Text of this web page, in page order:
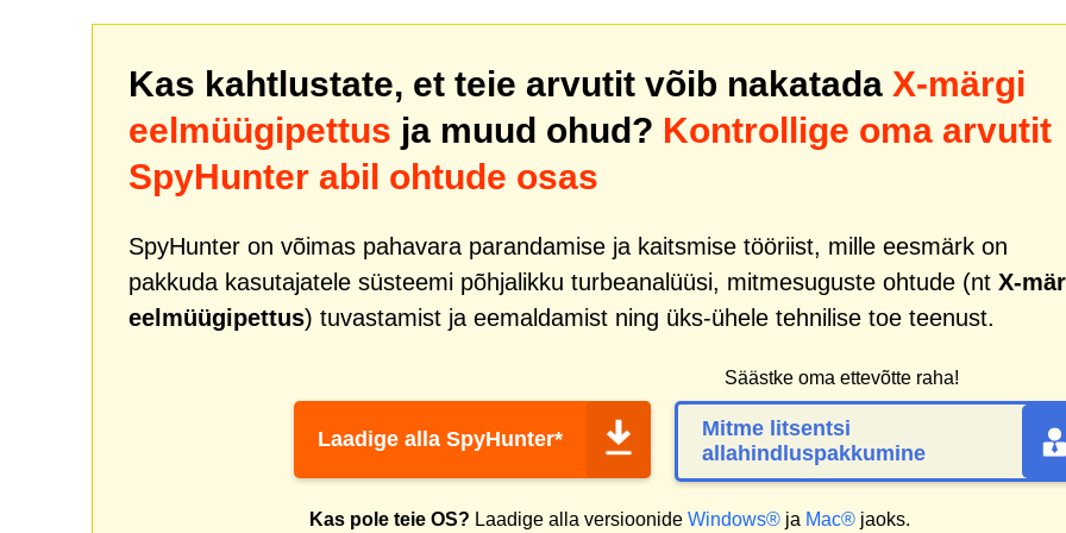
Kas kahtlustate, et teie arvutit võib nakatada X-märgi
eelmüügipettus ja muud ohud? Kontrollige oma arvutit
SpyHunter abil ohtude osas
SpyHunter on võimas pahavara parandamise ja kaitsmise tööriist, mille eesmärk on
pakkuda kasutajatele süsteemi põhjalikku turbeanalüüsi, mitmesuguste ohtude (nt X-
eelmüügipettus) tuvastamist ja eemaldamist ning üks-ühele tehnilise toe teenust.
Laadige alla SpyHunter*
Säästke oma ettevõtte raha!
Mitme litsentsi
allahindluspakkumine
Kas pole teie OS? Laadige alla versioonide Windows®ja Mac®jaoks.